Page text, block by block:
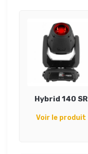
Hybrid 140 SR
Voir le produit